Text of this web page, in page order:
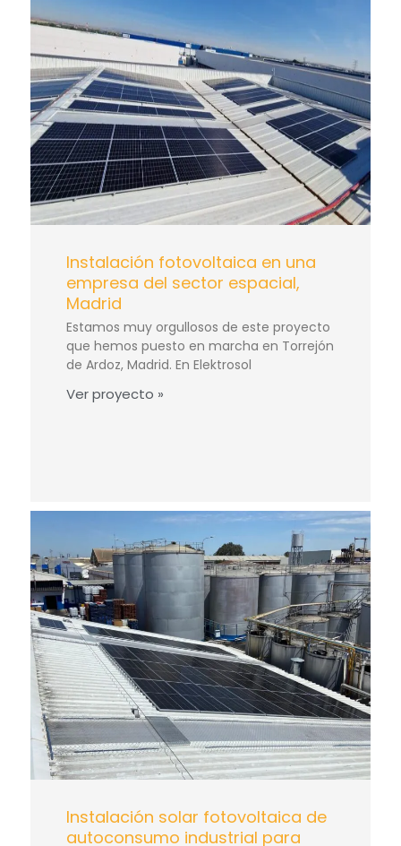
Instalación fotovoltaica en una
empresa del sector espacial,
Madrid
Estamos muy orgullosos de este proyecto
que hemos puesto en marcha en Torrejón
de Ardoz, Madrid. En Elektrosol
Ver proyecto »
Instalación solar fotovoltaica de
autoconsumo industrial para